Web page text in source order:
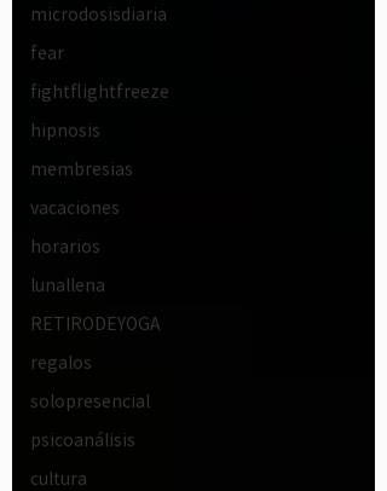
microdosisdiaria
fear
fightflightfreeze
hipnosis
membresias
vacaciones
horarios
lunallena
RETIRODEYOGA
regalos
solopresencial
psicoanálisis
cultura